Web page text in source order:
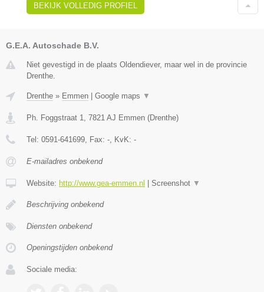
BEKIJK VOLLEDIG PROFIEL
G.E.A. Autoschade B.V.
Niet gevestigd in de plaats Oldendiever, maar wel in de provincie
Drenthe.
Drenthe » Emmen | Google maps ▼
Ph. Foggstraat 1 7821 AJ Emmen (Drenthe)
Tel: 0591-641699 , Fax: - , KvK: -
E-mailadres onbekend
Website: http://www.gea-emmen.nl | Screenshot ▼
Beschrijving onbekend
Diensten onbekend
Openingstijden onbekend
Sociale media: